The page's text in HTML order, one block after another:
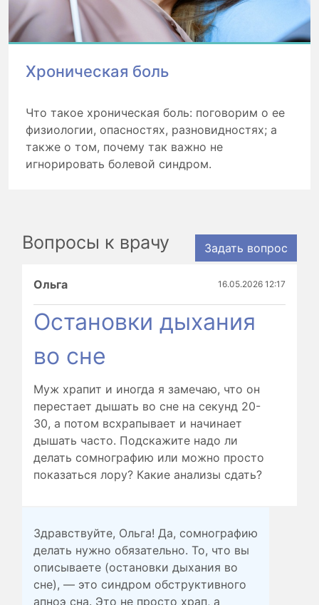
Хроническая боль
Что такое хроническая боль: поговорим о ее
физиологии, опасностях, разновидностях; а
также о том, почему так важно не
игнорировать болевой синдром.
Вопросы к врачу Задать вопрос
Ольга 16.05.2026 12:17
Остановки дыхания
во сне
Муж храпит и иногда я замечаю, что он
перестает дышать во сне на секунд 20-
30, а потом всхрапывает и начинает
дышать часто. Подскажите надо ли
делать сомнографию или можно просто
показаться лору? Какие анализы сдать?
Здравствуйте, Ольга! Да, сомнографию
делать нужно обязательно. То, что вы
описываете (остановки дыхания во
сне), — это синдром обструктивного
апноэ сна. Это не просто храп, а